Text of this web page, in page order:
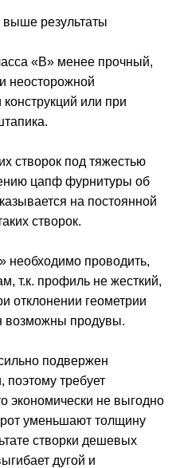
результаты
«В» менее прочный,
неосторожной
или при
створок под тяжестью
цапф фурнитуры об
на постоянной
створок.
необходимо проводить,
т.к. профиль не жесткий,
отклонении геометрии
возможны продувы.
подвержен
требует
экономически не выгодно
уменьшают толщину
створки дешевых
дугой и